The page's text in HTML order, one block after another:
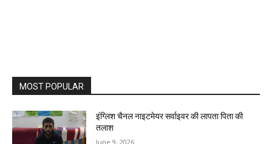
MOST POPULAR
इंग्लिश चैनल नाइटमेयर सर्वाइवर की लापता पिता की
तलाश
June 9, 2026